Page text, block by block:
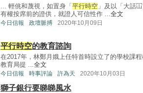
... 輕佻和蔑視，如置身「 平行時空 」及以「大話
有權按席前的證供，就證人可信性作 ...全文
今日信報 政壇脈搏 2020年10月09日
平行時空的教育諮詢
在2017年，林鄭月娥上任特首時設立了的學校課
教育局提 ...全文
今日信報 時事評論 許為天 2020年10月03日
獅子銀行要睇睇風水